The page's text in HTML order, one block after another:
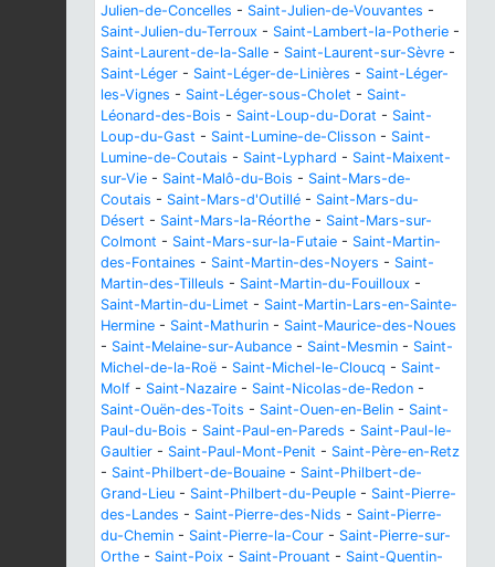
Julien-de-Concelles - Saint-Julien-de-Vouvantes -
Saint-Julien-du-Terroux - Saint-Lambert-la-Potherie -
Saint-Laurent-de-la-Salle - Saint-Laurent-sur-Sèvre -
Saint-Léger - Saint-Léger-de-Linières - Saint-Léger-
les-Vignes - Saint-Léger-sous-Cholet - Saint-
Léonard-des-Bois - Saint-Loup-du-Dorat - Saint-
Loup-du-Gast - Saint-Lumine-de-Clisson - Saint-
Lumine-de-Coutais - Saint-Lyphard - Saint-Maixent-
sur-Vie - Saint-Malô-du-Bois - Saint-Mars-de-
Coutais - Saint-Mars-d'Outillé - Saint-Mars-du-
Désert - Saint-Mars-la-Réorthe - Saint-Mars-sur-
Colmont - Saint-Mars-sur-la-Futaie - Saint-Martin-
des-Fontaines - Saint-Martin-des-Noyers - Saint-
Martin-des-Tilleuls - Saint-Martin-du-Fouilloux -
Saint-Martin-du-Limet - Saint-Martin-Lars-en-Sainte-
Hermine - Saint-Mathurin - Saint-Maurice-des-Noues
- Saint-Melaine-sur-Aubance - Saint-Mesmin - Saint-
Michel-de-la-Roë - Saint-Michel-le-Cloucq - Saint-
Molf - Saint-Nazaire - Saint-Nicolas-de-Redon -
Saint-Ouën-des-Toits - Saint-Ouen-en-Belin - Saint-
Paul-du-Bois - Saint-Paul-en-Pareds - Saint-Paul-le-
Gaultier - Saint-Paul-Mont-Penit - Saint-Père-en-Retz
- Saint-Philbert-de-Bouaine - Saint-Philbert-de-
Grand-Lieu - Saint-Philbert-du-Peuple - Saint-Pierre-
des-Landes - Saint-Pierre-des-Nids - Saint-Pierre-
du-Chemin - Saint-Pierre-la-Cour - Saint-Pierre-sur-
Orthe - Saint-Poix - Saint-Prouant - Saint-Quentin-